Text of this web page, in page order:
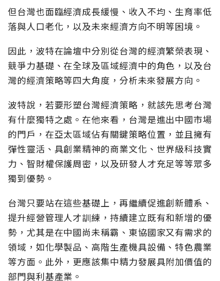
但台灣也面臨經濟成長緩慢、收入不均、生育率低
落與人口老化，以及未來經濟方向不明等困境。
因此，波特在論壇中分別從台灣的經濟繁榮表現、
競爭力基礎、在全球及區域經濟中的角色，以及台
灣的經濟策略等四大角度，分析未來發展方向。
波特說，若要形塑台灣經濟策略，就該先思考台灣
有什麼獨特之處。在他來看，台灣是進出中國市場
的門戶，在亞太區域佔有關鍵策略位置，並且擁有
彈性靈活、具創業精神的商業文化、世界級科技實
力、智財權保護周密，以及研發人才充足等等眾多
獨到優勢。
台灣只要站在這些基礎上，再繼續促進創新體系、
提升經營管理人才訓練，持續建立既有和新增的優
勢，尤其是在中國尚未稱霸、東協國家又有需求的
領域，如化學製品、高階生產機具設備、特色農業
等方面。此外，更應該集中精力發展具附加價值的
部門與利基產業。